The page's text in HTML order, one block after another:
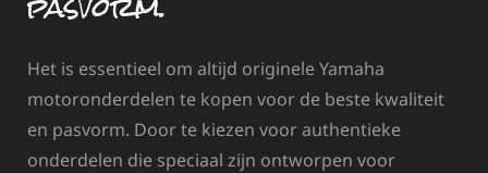
Het is essentieel om altijd originele Yamaha
motoronderdelen te kopen voor de beste kwaliteit
en pasvorm. Door te kiezen voor authentieke
onderdelen die speciaal zijn ontworpen voor